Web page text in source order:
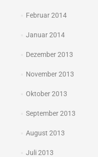
Februar 2014
Januar 2014
Dezember 2013
November 2013
Oktober 2013
September 2013
August 2013
Juli 2013